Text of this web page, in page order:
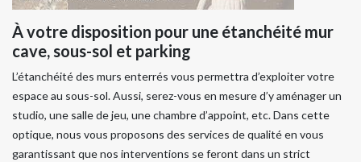
À votre disposition pour une étanchéité mur
cave, sous-sol et parking
L’étanchéité des murs enterrés vous permettra d’exploiter votre
espace au sous-sol. Aussi, serez-vous en mesure d’y aménager un
studio, une salle de jeu, une chambre d’appoint, etc. Dans cette
optique, nous vous proposons des services de qualité en vous
garantissant que nos interventions se feront dans un strict